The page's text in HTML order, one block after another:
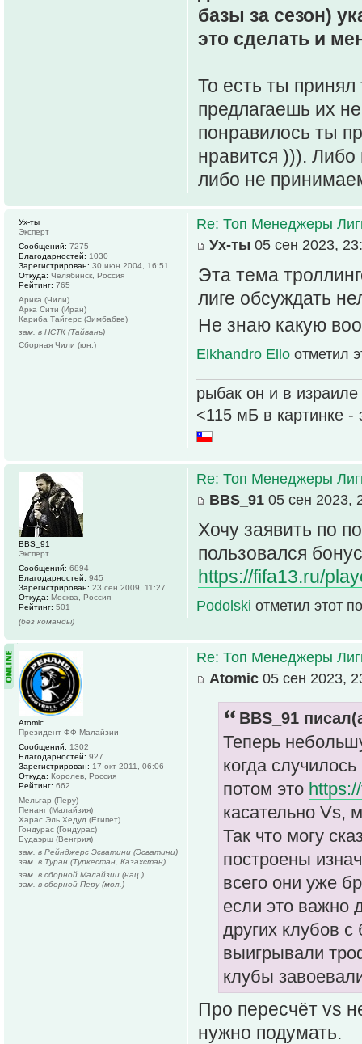
базы за сезон)
это сделать и
То есть ты принял
предлагаешь их
понравилось ты
нравится ))).
либо не
Re: Топ Менеджеры
Ух-ты 05 сен 2023,
Эта тема
лиге обсуждать
Не знаю какую
Elkhandro Ello отметил
рыбак он и в
<115 мБ в картинке -
Ух-ты
Эксперт
Сообщений: 7275
Благодарностей: 1030
Зарегистрирован: 30 июн 2004, 16:51
Откуда: Челябинск, Россия
Рейтинг: 765
Арика (Чили)
Арка Сити (Иран)
Кариба Тайгерс (Зимбабве)
зам. в НСТК (Тайвань)
Сборная Чили (юн.)
Re: Топ Менеджеры
BBS_91 05 сен 2023,
Хочу заявить по
пользовался
https://fifa13.ru/
Podolski отметил этот
BBS_91
Эксперт
Сообщений: 6894
Благодарностей: 945
Зарегистрирован: 23 сен 2009, 11:27
Откуда: Москва, Россия
Рейтинг: 501
(без команды)
Re: Топ Менеджеры
Atomic 05 сен 2023,
BBS_91
Теперь
когда случилось
потом это
касательно Vs,
Так что могу
построены
всего они уже
если это важно
других клубов
выигрывали
клубы
Про пересчёт vs
нужно подумать.
Atomic
Президент ФФ Малайзии
Сообщений: 1302
Благодарностей: 927
Зарегистрирован: 17 окт 2011, 06:06
Откуда: Королев, Россия
Рейтинг: 662
Мельгар (Перу)
Пенанг (Малайзия)
Харас Эль Хедуд (Египет)
Гондурас (Гондурас)
Будаэрш (Венгрия)
зам. в Рейнджерс Эсватини (Эсватини)
зам. в Туран (Туркестан, Казахстан)
зам. в сборной Малайзии (нац.)
зам. в сборной Перу (мол.)